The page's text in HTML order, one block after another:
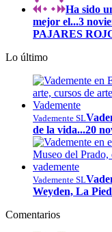
Ha sido
mejor el...3
PAJARES
Lo último
Vademente SL
de la vida...20
Vademente SL
Weyden, La
Comentarios